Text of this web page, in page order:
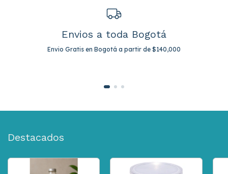
Envios a toda Bogotá
Envio Gratis en Bogotá a partir de $140,000
Destacados